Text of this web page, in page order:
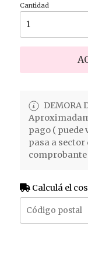
Cantidad
DEMORA
pago ( puede
pasa a sector
comprobante
Calculá el